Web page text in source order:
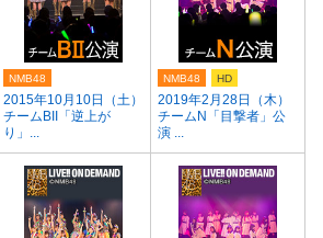
2015年10月10日（土）
チームBII「逆上が
り」...
NMB48
2019年2月28日（木）
チームN「目撃者」公
演 ...
NMB48 HD